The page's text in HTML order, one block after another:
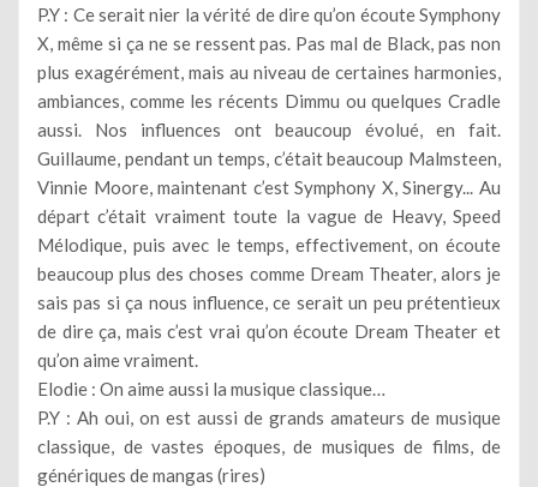
P.Y : Ce serait nier la vérité de dire qu’on écoute Symphony
X, même si ça ne se ressent pas. Pas mal de Black, pas non
plus exagérément, mais au niveau de certaines harmonies,
ambiances, comme les récents Dimmu ou quelques Cradle
aussi. Nos influences ont beaucoup évolué, en fait.
Guillaume, pendant un temps, c’était beaucoup Malmsteen,
Vinnie Moore, maintenant c’est Symphony X, Sinergy... Au
départ c’était vraiment toute la vague de Heavy, Speed
Mélodique, puis avec le temps, effectivement, on écoute
beaucoup plus des choses comme Dream Theater, alors je
sais pas si ça nous influence, ce serait un peu prétentieux
de dire ça, mais c’est vrai qu’on écoute Dream Theater et
qu’on aime vraiment.
Elodie : On aime aussi la musique classique…
P.Y : Ah oui, on est aussi de grands amateurs de musique
classique, de vastes époques, de musiques de films, de
génériques de mangas (rires)